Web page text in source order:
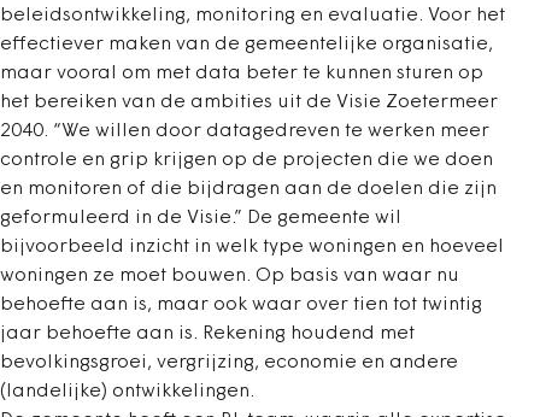
beleidsontwikkeling, monitoring en evaluatie. Voor het
effectiever maken van de gemeentelijke organisatie,
maar vooral om met data beter te kunnen sturen op
het bereiken van de ambities uit de Visie Zoetermeer
2040. “We willen door datagedreven te werken meer
controle en grip krijgen op de projecten die we doen
en monitoren of die bijdragen aan de doelen die zijn
geformuleerd in de Visie.” De gemeente wil
bijvoorbeeld inzicht in welk type woningen en hoeveel
woningen ze moet bouwen. Op basis van waar nu
behoefte aan is, maar ook waar over tien tot twintig
jaar behoefte aan is. Rekening houdend met
bevolkingsgroei, vergrijzing, economie en andere
(landelijke) ontwikkelingen.